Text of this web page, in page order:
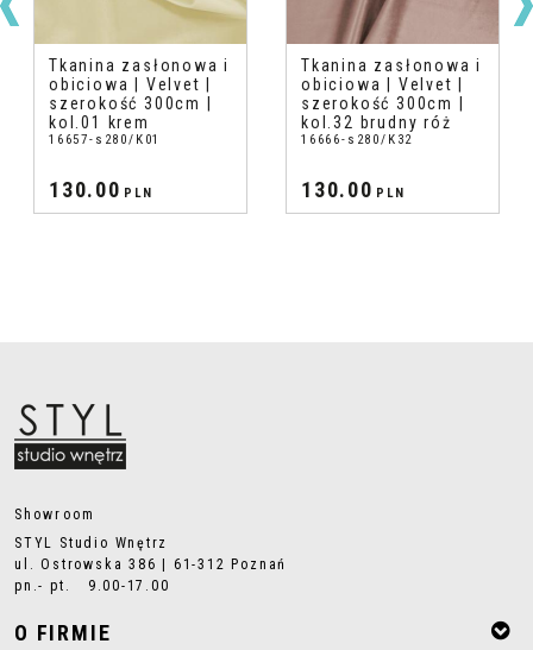
Tkanina zasłonowa i
obiciowa | Velvet |
szerokość 300cm |
kol.01 krem
16657-s280/K01
130.00 PLN
Tkanina zasłonowa i
obiciowa | Velvet |
szerokość 300cm |
kol.32 brudny róż
16666-s280/K32
130.00 PLN
Showroom
STYL Studio Wnętrz
ul. Ostrowska 386 | 61-312 Poznań
pn.- pt. 9.00-17.00
O FIRMIE